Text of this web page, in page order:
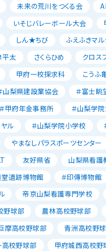
未来の荒川をつくる会
いそじバレーボール大会
しん★ちび ふえふきマル
平太 さくらひめ クロス
甲府一校探求科 こうふ
山梨県建設業協会 ＃富士眺
＃甲府年金事務所 ＃山梨学
ル ＃山梨学院小学校
やまなしパラスポーツセンター
友好県省 山梨県看護
堂遺跡博物館 ＃印傳博物館
帝京山梨看護専門学校
野球部 農林高校野球部
摩高校野球部 青洲高校野
校野球部 甲府城西高校野